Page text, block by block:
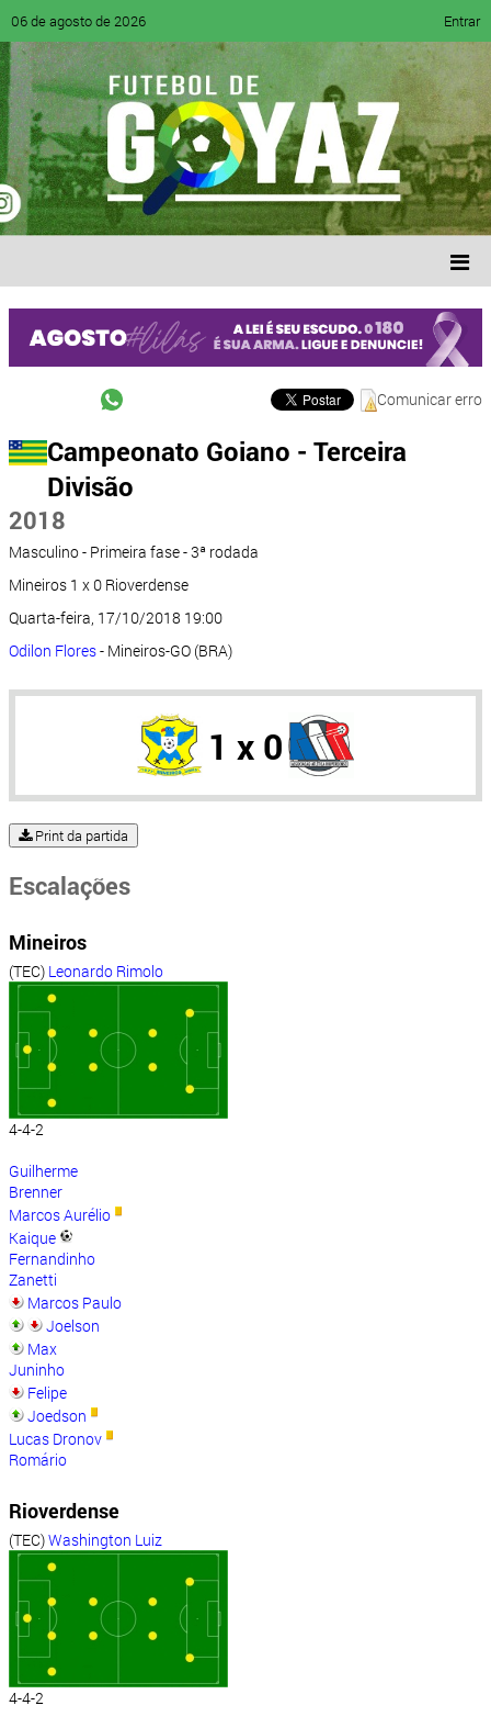
06 de agosto de 2026 Entrar
Comunicar erro
Campeonato Goiano - Terceira
Divisão
2018
Masculino - Primeira fase - 3ª rodada
Mineiros 1 x 0 Rioverdense
Quarta-feira, 17/10/2018 19:00
Odilon Flores- Mineiros-GO (BRA)
1 x 0
Print da partida
Escalações
Mineiros
(TEC) Leonardo Rimolo
4-4-2
Guilherme
Brenner
Marcos Aurélio
Kaique
Fernandinho
Zanetti
Marcos Paulo
Joelson
Max
Juninho
Felipe
Joedson
Lucas Dronov
Romário
Rioverdense
(TEC)Washington Luiz
4-4-2